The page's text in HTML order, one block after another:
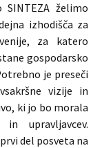
želimo
izhodišča za
za katero
gospodarsko
je preseči
vizije in
ki jo bo morala
upravljavcev.
del posveta na